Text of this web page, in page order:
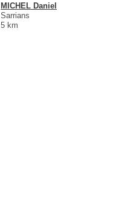
MICHEL Daniel
Sarrians
5 km